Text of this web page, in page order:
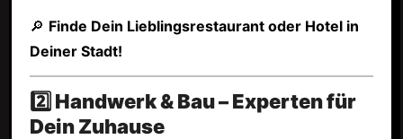
🔎 Finde Dein Lieblingsrestaurant oder Hotel in
Deiner Stadt!
2️⃣ Handwerk & Bau – Experten für
Dein Zuhause